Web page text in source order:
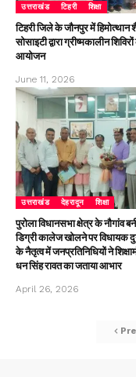
उत्तराखंड टिहरी शिक्षा
टिहरी जिले के जौनपुर में हिमोत्थान
सोसाइटी द्वारा ग्रीष्मकालीन
आयोजन
June 11, 2026
उत्तराखंड देहरादून शिक्षा
पुरोला विधानसभा क्षेत्र के नौगांव
डिग्री कालेज खोलने पर विधायक
के नैतृत्व में जनप्रतिनिधियों ने
धन सिंह रावत का जताया आभार
April 26, 2026